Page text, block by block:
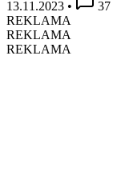
13.11.2023 •
37
REKLAMA
REKLAMA
REKLAMA